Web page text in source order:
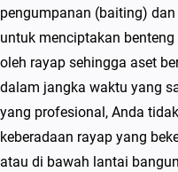
b
a
s
m
i
R
a
pengumpanan (baiting)
untuk menciptakan
oleh rayap sehingga aset
dalam jangka waktu yang
yang profesional, Anda
keberadaan rayap yang
atau di bawah lantai